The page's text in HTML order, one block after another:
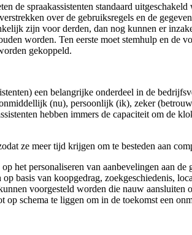
de spraakassistenten standaard
over de gebruiksregels en de
zijn voor derden, dan nog kunnen er
worden. Ten eerste moet stemhulp en de
gekoppeld.
een belangrijke onderdeel in de
(nu), persoonlijk (ik), zeker
hebben immers de capaciteit om de
ze meer tijd krijgen om te besteden aan
het personaliseren van aanbevelingen aan
basis van koopgedrag, zoekgeschiedenis,
voorgesteld worden die nauw
schema te liggen om in de toekomst een